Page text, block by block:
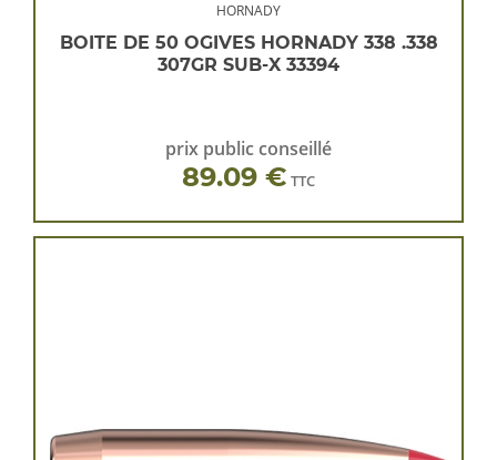
HORNADY
BOITE DE 50 OGIVES HORNADY 338 .338
307GR SUB-X 33394
prix public conseillé
89.09 € TTC